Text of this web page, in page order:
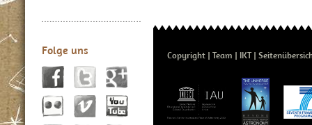
Folge uns Copyright Team IKT